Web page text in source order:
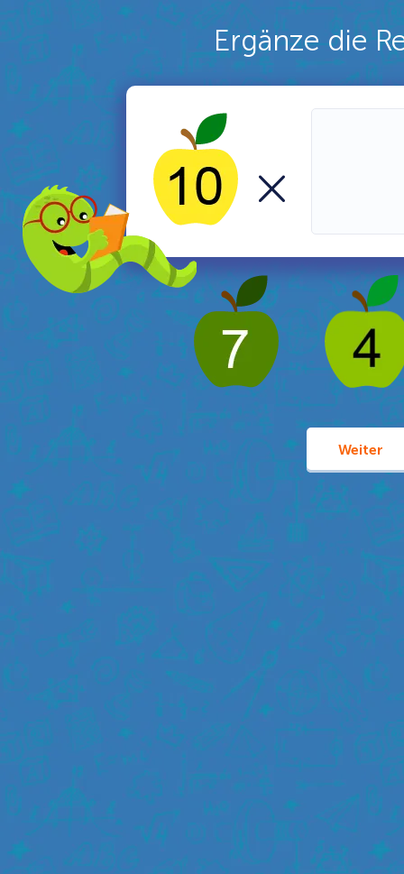
Ergänze die
×